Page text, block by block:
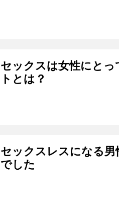
セックスは女性にと
トとは？
セックスレスになる男
でした